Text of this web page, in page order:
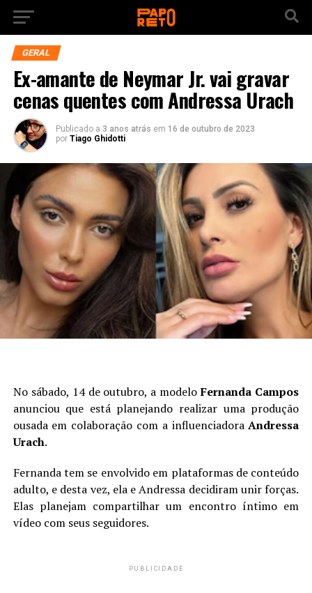
GERAL
Ex-amante de Neymar Jr. vai gravar
cenas quentes com Andressa Urach
Publicado a 3 anos atrás em 16 de outubro de 2023
por Tiago Ghidotti
No sábado, 14 de outubro, a modeloFernanda Campos
anunciou que está planejando realizar uma produção
ousada em colaboração com a influenciadoraAndressa
Urach.
Fernanda tem se envolvido em plataformas de conteúdo
adulto, e desta vez, ela e Andressa decidiram unir forças.
Elas planejam compartilhar um encontro íntimo em
vídeo com seus seguidores.
PUBLICIDADE